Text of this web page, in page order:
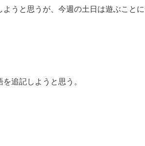
うと思うが、今週の土日は遊ぶこと
追記しようと思う。